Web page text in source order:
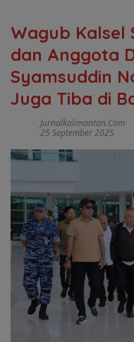
Wagub Kalsel
dan Anggota
Syamsuddin
Juga Tiba di
Jurnalkalimantan.com
25 September 2025